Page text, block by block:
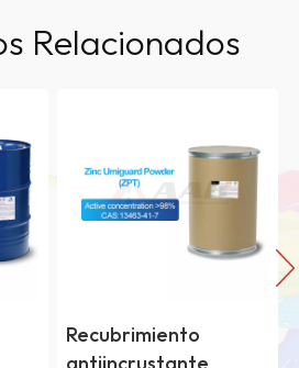
Relacionados
Recubrimiento
antiincrustante